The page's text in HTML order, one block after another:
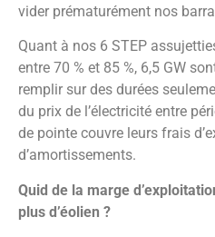
vider prématurément nos
Quant à nos 6 STEP
entre 70 % et 85 %, 6,5 GW
remplir sur des durées
du prix de l’électricité entre
de pointe couvre leurs frais
d’amortissements.
Quid de la marge
plus d’éolien ?